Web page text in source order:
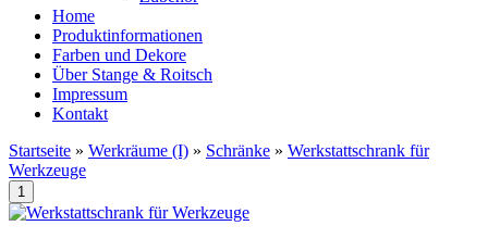
Home
Produktinformationen
Farben und Dekore
Über Stange & Roitsch
Impressum
Kontakt
Startseite » Werkräume (I) » Schränke » Werkstattschrank für
Werkzeuge